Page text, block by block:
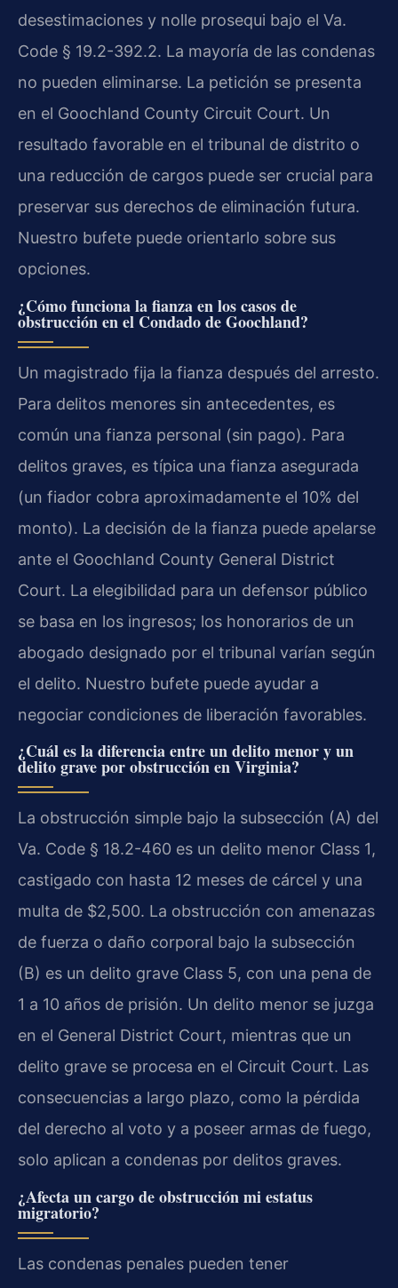
desestimaciones y nolle prosequi bajo el Va.
Code § 19.2-392.2. La mayoría de las condenas
no pueden eliminarse. La petición se presenta
en el Goochland County Circuit Court. Un
resultado favorable en el tribunal de distrito o
una reducción de cargos puede ser crucial para
preservar sus derechos de eliminación futura.
Nuestro bufete puede orientarlo sobre sus
opciones.
¿Cómo funciona la fianza en los casos de
obstrucción en el Condado de Goochland?
Un magistrado fija la fianza después del arresto.
Para delitos menores sin antecedentes, es
común una fianza personal (sin pago). Para
delitos graves, es típica una fianza asegurada
(un fiador cobra aproximadamente el 10% del
monto). La decisión de la fianza puede apelarse
ante el Goochland County General District
Court. La elegibilidad para un defensor público
se basa en los ingresos; los honorarios de un
abogado designado por el tribunal varían según
el delito. Nuestro bufete puede ayudar a
negociar condiciones de liberación favorables.
¿Cuál es la diferencia entre un delito menor y un
delito grave por obstrucción en Virginia?
La obstrucción simple bajo la subsección (A) del
Va. Code § 18.2-460 es un delito menor Class 1,
castigado con hasta 12 meses de cárcel y una
multa de $2,500. La obstrucción con amenazas
de fuerza o daño corporal bajo la subsección
(B) es un delito grave Class 5, con una pena de
1 a 10 años de prisión. Un delito menor se juzga
en el General District Court, mientras que un
delito grave se procesa en el Circuit Court. Las
consecuencias a largo plazo, como la pérdida
del derecho al voto y a poseer armas de fuego,
solo aplican a condenas por delitos graves.
¿Afecta un cargo de obstrucción mi estatus
migratorio?
Las condenas penales pueden tener